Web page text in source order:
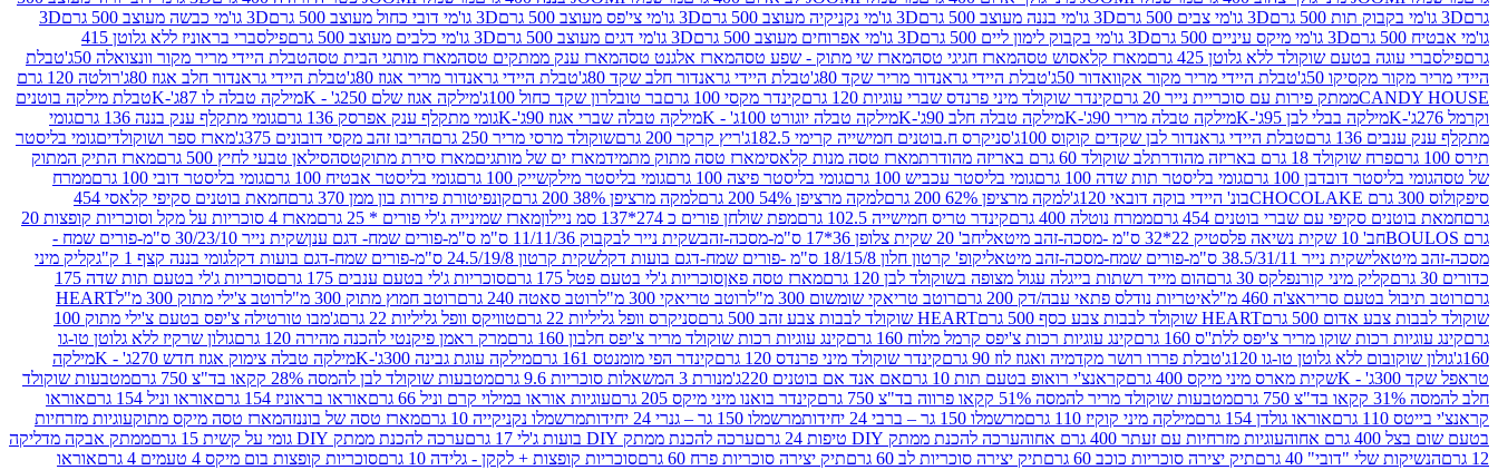
גרם3D גו'מי בקבוק תות 500 גרם 3D גו'מי צבים 500 גרם 3D גו'מי בננה מעוצב 500 גרם 3D גו'מי נקניקיה מעוצב 500 גרם 3D גו'מי צי'פס מעוצב 500 גרם 3D גו'מי דובי כחול מעוצב 500 גרם 3D גו'מי כבשה מעוצב 500 גרם
3D
גו'מי אבטיח 500 גרם
3D גו'מי מיקס עיניים 500 גרם 3D גו'מי בקבוק לימון ליים 500 גרם 3D גו'מי אפרוחים מעוצב 500 גרם 3D גו'מי דגים מעוצב 500 גרם 3D גו'מי כלבים מעוצב 500 גרם
פילסברי בראוניז ללא גלוטן 415
גרםפילסברי עוגה בטעם שוקולד ללא גלוטן 425 גרם מארז קלאסוש טסהמארז חגיגי טסהמארז שי מתוק - שפע טסהמארז אלגנט טסהמארז ענק ממתקים טסהמארז מותגי הבית טסהטבלת היידי מריר מקור וונצואלה 50ג'
טבלת
היידי מריר מקור מקסיקו 50ג'
טבלת היידי מריר מקור אקוואדור 50ג' טבלת היידי גראנדור מריר שקד 80ג' טבלת היידי גראנדור חלב שקד 80ג' טבלת היידי גראנדור מריר אגוז 80ג' טבלת היידי גראנדור חלב אגוז 80ג'
רולטה 120 גרם
CANDY HOUSEממתק פירות עם סוכריית נייר 20 גרם קינדר שוקולד מיני פרנדס שברי עוגיות 120 גרם קינדר מקסי 100 גרם בר טובלרון שקד כחול 100ג' מילקה אגוז שלם 250ג' - K מילקה טבלה לו 87ג'-K
טבלת מילקה בוטנים
וקרמל 276ג'-K
מילקה בבלי לבן 95ג'-K מילקה טבלה מריר 90ג'-K מילקה טבלה חלב 90ג'-K מילקה טבלה יוגורט 100ג' - K מילקה טבלה שברי אגוז 90ג'-K גומי מתקלף ענק אפרסק 136 גרם גומי מתקלף ענק בננה 136 גרם
גומי
מתקלף ענק ענבים 136 גרם
טבלת היידי גראנדור לבן שקדים קוקוס 100ג' סניקרס ח.בוטנים חמישייה קרימי 182.5ג' ריץ קרקר 200 גרם שוקולד מרסי מריר 250 גרם הריבו זהב מקסי דובונים 375ג' מארז ספר ושוקולדיםגומי בליסטר
תירס 100 גרם
פרח שוקולד 18 גרם באריזה מהודרת לב שוקולד 60 גרם באריזה מהודרת מארז טסה מנות קלאסימארז טסה מתוק מתמידמארז ים של מותגיםמארז סירת מתוקטסהסילאן טבעי לחיץ 500 גרם
מארז התיק המתוק
של טסהגומי בליסטר דובדבן 100 גרם גומי בליסטר תות שדה 100 גרם גומי בליסטר עכביש 100 גרם גומי בליסטר פיצה 100 גרם גומי בליסטר מילקשייק 100 גרם גומי בליסטר אבטיח 100 גרם גומי בליסטר דובי 100 גרם
ממרח
סיפקולוס 300 גרם CHOCOLAKE
בונ' היידי בוקה דובאי 120ג' למקה מרציפן 62% 200 גרם למקה מרציפן 54% 200 גרם למקה מרציפן 38% 200 גרם קונפיטורת פירות בון ממן 370 גרם
חמאת בוטנים סקיפי קלאסי 454
גרםחמאת בוטנים סקיפי עם שברי בוטנים 454 גרם ממרח נוטלה 400 גרם קינדר טריס חמישייה 102.5 גרם מפת שולחן פורים כ 274*137 סמ ניילון מארז שמינייה ג'לי פורים * 25 גרם
מארז 4 סוכריות על מקל וסוכריות קופצות 20
גרם BOULOS
חב' 10 שקית נשיאה פלסטיק 22*32 ס"מ -מסכה-זהב מיטאלי חב' 20 שקית צלופן 36*17 ס"מ-מסכה-זהב שקית נייר לבקבוק 11/11/36 ס"מ ס"מ-פורים שמח- דגם ענן
שקית נייר 30/23/10 ס"מ-פורים שמח -
מסכה-זהב מיטאלישקית נייר 38.5/31/11 ס"מ-פורים שמח-מסכה-זהב מיטאלי קופ' קרטון חלון 18/15/8 ס"מ -פורים שמח-דגם בועות דקל שקית קרטון 24.5/19/8 ס"מ-פורים שמח-דגם בועות דקל גומי בננה קצף 1 ק"ג
קליק מיני
כדורים 30 גרם
קליק מיני קורנפלקס 30 גרם הום מייד רשתות בייגלה עגול מצופה בשוקולד לבן 120 גרם מארז טסה פאןסוכריות ג'לי בטעם פטל 175 גרם סוכריות ג'לי בטעם ענבים 175 גרם
סוכריות ג'לי בטעם תות שדה 175
גרםרוטב תיבול בטעם סריראצ'ה 460 מ"ל איטריות נודלס פתאי עבה/דק 200 גרם רוטב טריאקי שומשום 300 מ"ל רוטב טריאקי 300 מ"ל רוטב סאטה 240 גרם רוטב חמוץ מתוק 300 מ"ל רוטב צ'ילי מתוק 300 מ"ל
HEART
שוקולד לבבות צבע אדום 500 גרם
HEART שוקולד לבבות צבע כסף 500 גרם HEART שוקולד לבבות צבע זהב 500 גרם סניקרס וופל גליליות 22 גרם טוויקס וופל גליליות 22 גרם
ג'מבו טורטילה צ'יפס בטעם צ'ילי מתוק 100
גרםקינג עוגיות רכות שוקו מריר צ'יפס ללת''ס 160 גרם קינג עוגיות רכות צ'יפס קרמל מלוח 160 גרם קינג עוגיות רכות שוקולד מריר צ'יפס חלבון 160 גרם מרק ראמן פיקנטי להכנה מהירה 120 גרם
גולון שרקיז ללא גלוטן טו-גו
160ג' גולון שוקובום ללא גלוטן טו-גו 120ג' טבלת פררו רושר מקדמיה ואגוז לוז 90 גרם קינדר שוקולד מיני פרנדס 120 גרם קינדר הפי מומנטס 161 גרם מילקה עוגת גבינה 300ג'-K מילקה טבלה צימוק אגוז חדש 270ג' - K
מילקה
טראפל שקד 300ג' - K
שקית מארס מיני מיקס 400 גרם קראנצ'י רואופ בטעם תות 10 גרם אם אנד אם בוטנים 220ג' מנורת 3 המשאלות סוכריות 9.6 גרם מטבעות שוקולד לבן להמסה 28% קקאו בד"צ 750 גרם
מטבעות שוקולד
חלב להמסה 31% קקאו בד"צ 750 גרם
מטבעות שוקולד מריר להמסה 51% קקאו פרווה בד"צ 750 גרם קינדר בואנו מיני מיקס 205 גרם עוגיות אוראו במילוי קרם וניל 66 גרם אוראו בראוניז 154 גרם אוראו וניל 154 גרם
אוראו
קראנצ'י בייטס 110 גרם
אוראו גולדן 154 גרם מילקה מיני קוקיז 110 גרם מרשמלו 150 גר – ברבי 24 יחידות מרשמלו 150 גר – גנרי 24 יחידות מרשמלו נקניקייה 10 גרם מארז טסה של בוננזהמארז טסה מיקס מתוקעוגיות מזרחיות
בטעם שום בצל 400 גרם אחוה
עוגיות מזרחיות עם זעתר 400 גרם אחוה ערכה להכנת ממתק DIY טיפות 24 גרם ערכה להכנת ממתק DIY בועות ג'לי 17 גרם ערכה להכנת ממתק DIY גומי על קשית 15 גרם
ממתק אבקה מדליקה
12 גרם
הנשיקות שלי "דובי" 40 גרם תיק יצירה סוכריות כוכב 60 גרם תיק יצירה סוכריות לב 60 גרם תיק יצירה סוכריות פרח 60 גרם סוכריות קופצות + לקקן - גלידה 10 גרם סוכריות קופצות בום מיקס 4 טעמים 4 גרם
אוראו